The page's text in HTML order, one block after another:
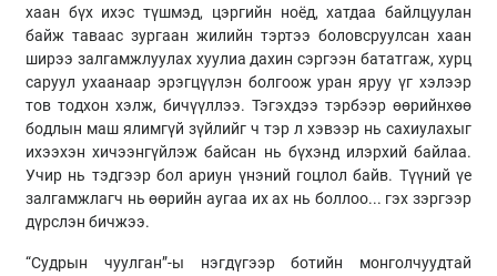
хаан бүх ихэс түшмэд, цэргийн ноёд, хатдаа байлцуулан
байж таваас зургаан жилийн тэртээ боловсруулсан хаан
ширээ залгамжлуулах хуулиа дахин сэргээн бататгаж, хурц
саруул ухаанаар эрэгцүүлэн болгоож уран яруу үг хэлээр
тов тодхон хэлж, бичүүллээ. Тэгэхдээ тэрбээр өөрийнхөө
бодлын маш ялимгүй зүйлийг ч тэр л хэвээр нь сахиулахыг
ихээхэн хичээнгүйлэж байсан нь бүхэнд илэрхий байлаа.
Учир нь тэдгээр бол ариун үнэний гоцлол байв. Түүний үе
залгамжлагч нь өөрийн аугаа их ах нь боллоо... гэх зэргээр
дүрслэн бичжээ.
“Судрын чуулган”-ы нэгдүгээр ботийн монголчуудтай